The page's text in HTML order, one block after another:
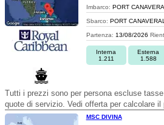
Imbarco: PORT
Sbarco: PORT
Partenza: 13/08/2026
Interna
1.211
Esterna
1.588
Tutti i prezzi sono per persona escluse
quote di servizio. Vedi offerta per calcolare il
MSC DIVINA